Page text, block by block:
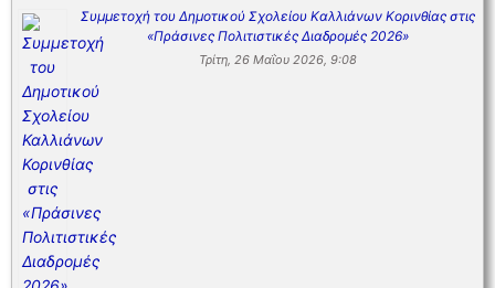
Συμμετοχή του Δημοτικού Σχολείου Καλλιάνων Κορινθίας στις
«Πράσινες Πολιτιστικές Διαδρομές 2026»
Τρίτη, 26 Μαΐου 2026, 9:08